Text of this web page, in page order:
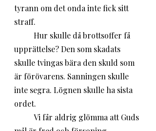
tyrann om det onda inte fick sitt
straff.
upprättelse? Den som skadats
skulle tvingas bära den skuld som
är förövarens. Sanningen skulle
inte segra. Lögnen skulle ha sista
ordet.